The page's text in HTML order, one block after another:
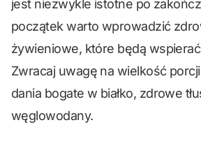
jest niezwykle istotne po
początek warto wprowadzić
żywieniowe, które będą
Zwracaj uwagę na wielkość
dania bogate w białko, zdrowe
węglowodany.